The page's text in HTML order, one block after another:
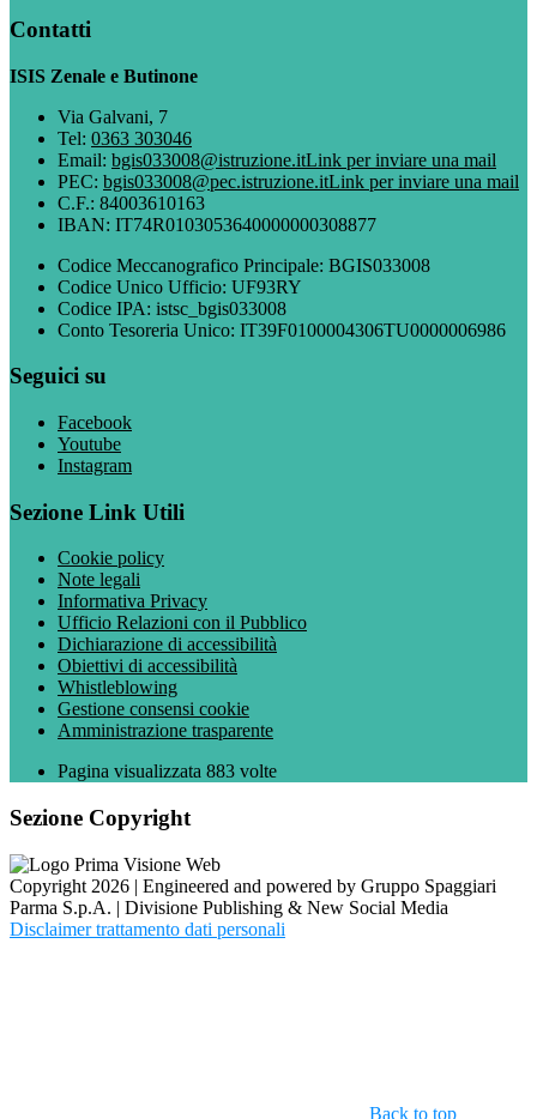
Contatti
ISIS Zenale e Butinone
Via Galvani, 7
Tel: 0363 303046
Email: bgis033008@istruzione.itLink per inviare una mail
PEC: bgis033008@pec.istruzione.itLink per inviare una mail
C.F.: 84003610163
IBAN: IT74R0103053640000000308877
Codice Meccanografico Principale: BGIS033008
Codice Unico Ufficio: UF93RY
Codice IPA: istsc_bgis033008
Conto Tesoreria Unico: IT39F0100004306TU0000006986
Seguici su
Facebook
Youtube
Instagram
Sezione Link Utili
Cookie policy
Note legali
Informativa Privacy
Ufficio Relazioni con il Pubblico
Dichiarazione di accessibilità
Obiettivi di accessibilità
Whistleblowing
Gestione consensi cookie
Amministrazione trasparente
Pagina visualizzata 883 volte
Sezione Copyright
Copyright 2026 | Engineered and powered by Gruppo Spaggiari
Parma S.p.A. | Divisione Publishing & New Social Media
Disclaimer trattamento dati personali
Back to top